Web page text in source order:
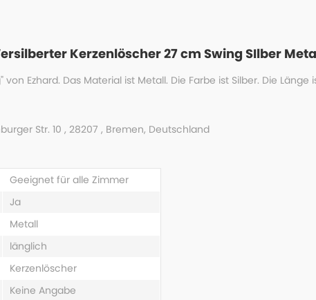
Kerzenlöscher 27 cm Swing SIlber
Ezhard. Das Material ist Metall. Die Farbe ist Silber. Die Länge
Str. 10 , 28207 , Bremen, Deutschland
Geeignet für alle Zimmer
Ja
Metall
länglich
Kerzenlöscher
Keine Angabe